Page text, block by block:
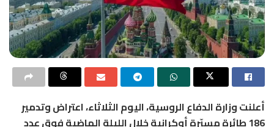
أعلنت وزارة الدفاع الروسية، اليوم الثلاثاء، اعتراض وتدمير
186 طائرة مسيّرة أوكرانية خلال الليلة الماضية فوق عدد